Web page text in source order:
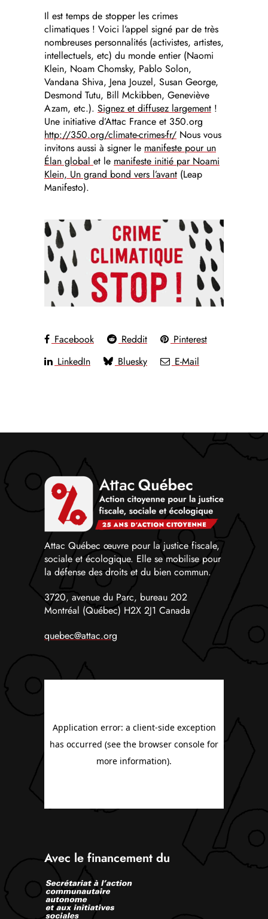
Il est temps de stopper les crimes
climatiques ! Voici l’appel signé par de très
nombreuses personnalités (activistes, artistes,
intellectuels, etc) du monde entier (Naomi
Klein, Noam Chomsky, Pablo Solon,
Vandana Shiva, Jena Jouzel, Susan George,
Desmond Tutu, Bill Mckibben, Geneviève
Azam, etc.). Signez et diffusez largement !
Une initiative d’Attac France et 350.org
http://350.org/climate-crimes-fr/ Nous vous
invitons aussi à signer le manifeste pour un
Élan global et le manifeste initié par Noami
Klein, Un grand bond vers l’avant (Leap
Manifesto).
Facebook Reddit
Pinterest
LinkedIn
Bluesky E-Mail
Attac Québec œuvre pour la justice fiscale,
sociale et écologique. Elle se mobilise pour
la défense des droits et du bien commun.
3720, avenue du Parc, bureau 202
Montréal (Québec) H2X 2J1 Canada
quebec@attac.org
Avec le financement du